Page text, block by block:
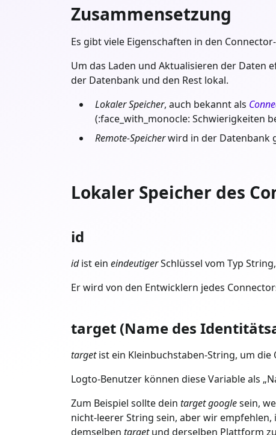
Zusammensetzung
Es gibt viele Eigenschaften in den
Um das Laden und Aktualisieren der Daten
der Datenbank und den Rest lokal.
Lokaler Speicher, auch bekannt als
(:face_with_monocle: Schwierigkeiten
Remote-Speicherwird in der Datenbank
Lokaler Speicher des
id
idist ein eindeutigerSchlüssel vom Typ
Er wird von den Entwicklern jedes
target (Name des
targetist ein Kleinbuchstaben-String, um die
Logto-Benutzer können diese Variable als
Zum Beispiel sollte dein targetgooglesein,
nicht-leerer String sein, aber wir
demselben targetund derselben Plattform